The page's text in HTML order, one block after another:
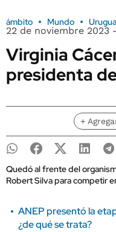
ámbito Mundo
22 de noviembre 2023
Virginia
presidenta
+
Quedó al frente del
Robert Silva para competir
ANEP presentó la
¿de qué se trata?